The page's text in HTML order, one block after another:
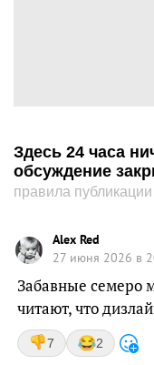
Здесь 24 часа
обсуждение
правила
Alex Red
27 июня 2026 в
Забавные семеро
читают, что
7 2